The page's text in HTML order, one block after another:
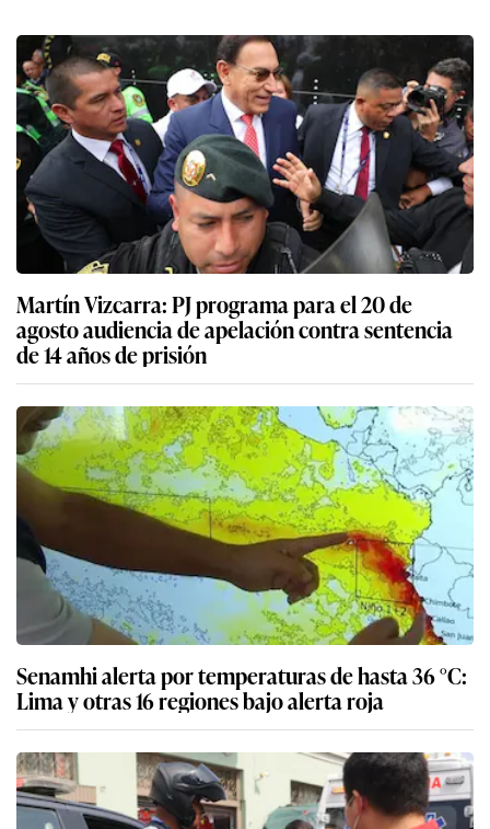
Martín Vizcarra: PJ programa para el 20 de
agosto audiencia de apelación contra sentencia
de 14 años de prisión
Senamhi alerta por temperaturas de hasta 36 °C:
Lima y otras 16 regiones bajo alerta roja